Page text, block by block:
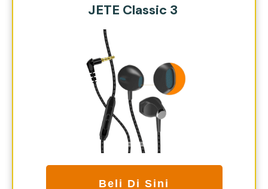
JETE Classic 3
Beli Di Sini